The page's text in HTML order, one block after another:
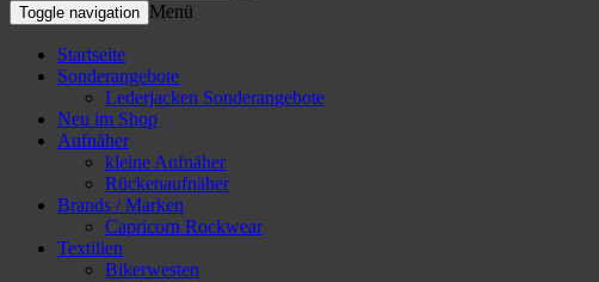
Toggle navigation Menü
Startseite
Sonderangebote
Lederjacken Sonderangebote
Neu im Shop
Aufnäher
kleine Aufnäher
Rückenaufnäher
Brands / Marken
Capricorn Rockwear
Textilien
Bikerwesten